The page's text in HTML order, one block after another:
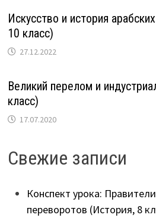
Искусство и история
10 класс)
27.12.2022
Великий перелом и
класс)
17.07.2020
Свежие записи
Конспект урока:
переворотов (История, 8